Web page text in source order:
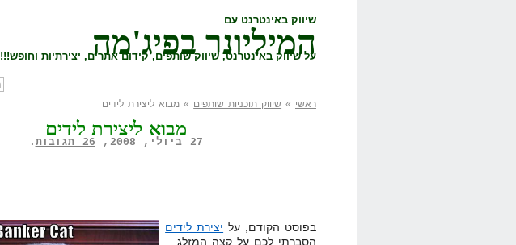
שיווק באינטרנט עם
המיליונר בפיג'מה
על שיווק באינטרנט, שיווק שותפים, קידום אתרים, יצירתיות וחופש!!!
ראשי » שיווק תוכניות שותפים » מבוא ליצירת לידים
מבוא ליצירת לידים
27 ביולי, 2008, 26 תגובות .
בפוסט הקודם, על יצירת לידים
הסברתי לכם על קצה המזלג